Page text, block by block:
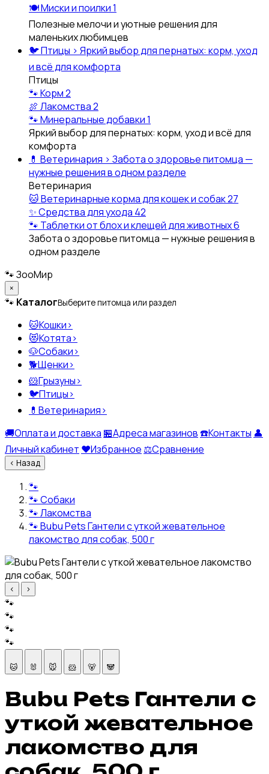
🍽️Миски и поилки1
Полезные мелочи и уютные решения для
маленьких любимцев
🐦Птицы › Яркий выбор для пернатых: корм, уход
и всё для комфорта
Птицы
🐾Корм2
🍖 Лакомства2
🐾Минеральные добавки1
Яркий выбор для пернатых: корм, уход и всё для
комфорта
💊 Ветеринария › Забота о здоровье питомца —
нужные решения в одном разделе
Ветеринария
🐱Ветеринарные корма для кошек и собак27
✨Средства для ухода 42
🐾 Таблетки от блох и клещей для животных6
Забота о здоровье питомца — нужные решения в
одном разделе
🐾ЗооМир
×
🐾 КаталогВыберите питомца или раздел
🐱Кошки›
😻Котята›
🐶Собаки›
🐕Щенки›
🐹Грызуны›
🐦Птицы›
💊 Ветеринария›
🚚Оплата и доставка 🏪Адреса магазинов☎️Контакты 👤
Личный кабинет ❤️Избранное ⚖️Сравнение
‹ Назад
🐾
🐾Собаки
🐾Лакомства
🐾Bubu Pets Гантели с уткой жевательное
лакомство для собак, 500 г
‹ ›
🐾
🐾
🐾
🐾
🐱 🐰 🐭 🐹 🐻 🐼
Bubu Pets Гантели с
уткой жевательное
лакомство для